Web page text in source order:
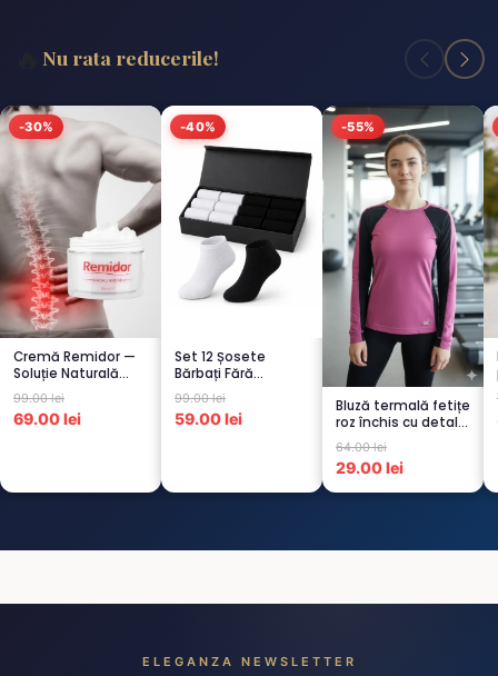
Nu rata reducerile!
-30%
Cremă Remidor —
Soluție Naturală
pentru Dureri de
Spate...
99.00 lei
69.00 lei
-40%
Set 12 Șosete
Bărbați Fără
Cusături – 6 Albe +
6 Negre...
99.00 lei
59.00 lei
-55%
Bluză termală fetițe
roz închis cu detalii
negre, cu pu...
64.00 lei
29.00 lei
ELEGANZA NEWSLETTER